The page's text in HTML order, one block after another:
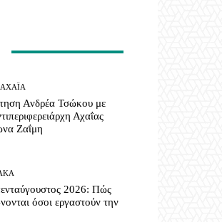
ΑΧΑΪ́Α
Ανδρέα Τσώκου με
Αχαΐας
Ζαΐμη
2026: Πώς
όσοι εργαστούν την